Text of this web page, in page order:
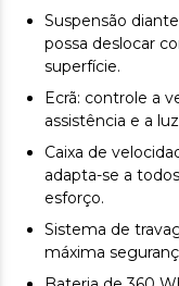
Suspensão
possa deslocar
superfície.
Ecrã: controle a
assistência e a
Caixa de
adapta-se a
esforço.
Sistema de
máxima